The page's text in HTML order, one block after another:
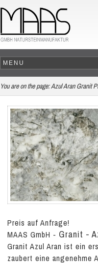
You are on the page:Azul Aran Granit
Preis auf Anfrage!
MAAS GmbH - Granit -
Granit Azul Aran ist ein
zaubert eine angenehme